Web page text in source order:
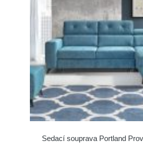
Sedací souprava Portland